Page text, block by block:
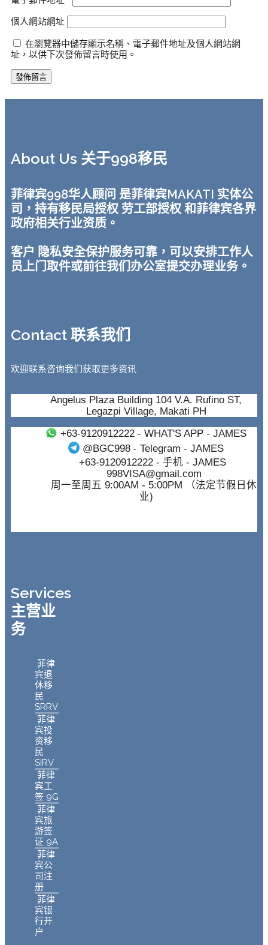
個人網站網址
在瀏覽器中儲存顯示名稱、電子郵件地址及個人網站網
址，以供下次發佈留言時使用。
About Us 关于998移民
菲律宾998华人顾问 是菲律宾MAKATI 实体公
司，持有移民局授权 劳工部授权 和菲律宾各界
政府相关行业资质。
客户 隐私安全保护服务可靠，可以安排工作人
员上门取件或前往我们办公室提交办理业务。
Contact 联系我们
欢迎联系咨询我们获取更多资讯
Angelus Plaza Building 104 V.A. Rufino ST,
Legazpi Village, Makati PH
+63-9120912222- WHAT'S APP - JAMES
@BGC998 - Telegram - JAMES
+63-9120912222- 手机 - JAMES
998VISA@gmail.com
周一至周五 9:00AM - 5:00PM （法定节假日休
业)
Services
主营业
务
菲律
宾退
休移
民
SRRV
菲律
宾投
资移
民
SIRV
菲律
宾工
签 9G
菲律
宾旅
游签
证 9A
菲律
宾公
司注
册
菲律
宾银
行开
户